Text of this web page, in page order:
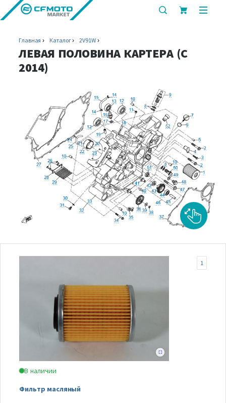
показать
поиска
Главная Каталог 2V91W
ЛЕВАЯ ПОЛОВИНА КАРТЕРА (C
2014)
В наличии
Фильтр масляный
1